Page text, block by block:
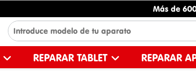
Más de
REPARAR TABLET REPARAR